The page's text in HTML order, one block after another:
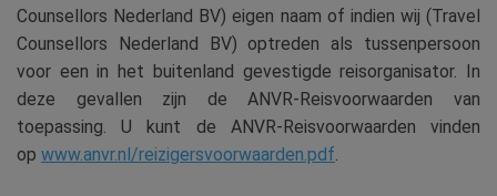
Counsellors Nederland BV) eigen naam of indien wij (Travel
Counsellors Nederland BV) optreden als tussenpersoon
voor een in het buitenland gevestigde reisorganisator. In
deze gevallen zijn de ANVR-Reisvoorwaarden van
toepassing. U kunt de ANVR-Reisvoorwaarden vinden
op www.anvr.nl/reizigersvoorwaarden.pdf.